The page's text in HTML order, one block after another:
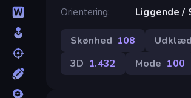
Orientering
Liggende /
Skønhed 108
3D 1.432 Mode 100